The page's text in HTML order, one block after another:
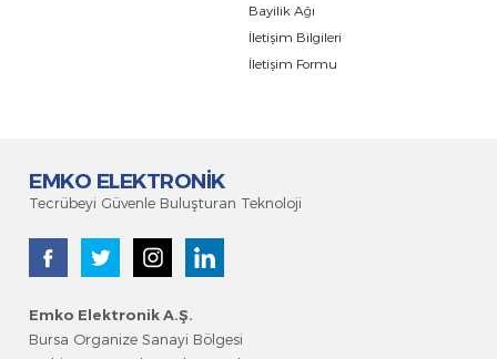
Bayilik Ağı
İletişim Bilgileri
İletişim Formu
EMKO ELEKTRONİK
Tecrübeyi Güvenle Buluşturan Teknoloji
Emko Elektronik A.Ş.
Bursa Organize Sanayi Bölgesi